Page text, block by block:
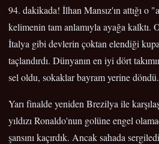
94. dakikada! İlhan Mansız'ın attığı o
kelimenin tam anlamıyla ayağa kalktı.
İtalya gibi devlerin çoktan elendiği
taçlandırdı. Dünyanın en iyi dört
sel oldu, sokaklar bayram yerine döndü.
Yarı finalde yeniden Brezilya ile
yıldızı Ronaldo'nun golüne engel
şansını kaçırdık. Ancak sahada